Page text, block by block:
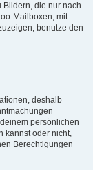
Bildern, die nur nach
Mailboxen, mit
benutze den
deshalb
persönlichen
kannst oder nicht,
Berechtigungen